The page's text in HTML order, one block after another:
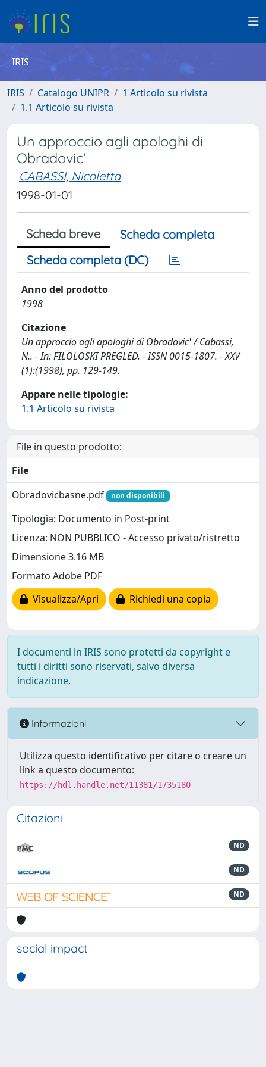
IRIS
IRIS Catalogo UNIPR
1 Articolo su rivista
1.1 Articolo su rivista
Un approccio agli apologhi di
Obradovic'
CABASSI, Nicoletta
1998-01-01
Scheda breve
Scheda completa
Scheda completa (DC)
Anno del prodotto
1998
Citazione
Un approccio agli apologhi di Obradovic' / Cabassi,
N.. - In: FILOLOSKI PREGLED. - ISSN 0015-1807. - XXV
(1):(1998), pp. 129-149.
Appare nelle tipologie:
1.1 Articolo su rivista
File in questo prodotto:
File
Obradovicbasne.pdf
non disponibili
Tipologia: Documento in Post-print
Licenza: NON PUBBLICO - Accesso privato/ristretto
Dimensione 3.16 MB
Formato Adobe PDF
Visualizza/Apri
Richiedi una copia
I documenti in IRIS sono protetti da copyright e
tutti i diritti sono riservati, salvo diversa
indicazione.
Informazioni
Utilizza questo identificativo per citare o creare un
link a questo documento:
https://hdl.handle.net/11381/1735180
Citazioni
ND
ND
ND
social impact